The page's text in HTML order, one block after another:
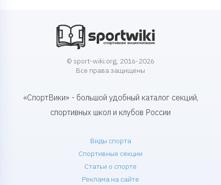
© sport-wiki.org, 2016-2026
Все права защищены
«СпортВики» - большой удобный каталог секций,
спортивных школ и клубов России
Виды спорта
Спортивные секции
Статьи о спорте
Реклама на сайте